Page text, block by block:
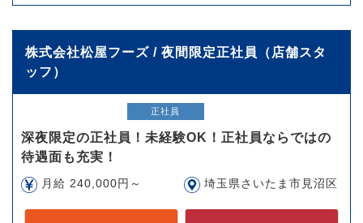
株式会社松屋フーズ / 夜間限定正社員（店舗スタ
ッフ）
正社員
深夜限定の正社員！未経験OK！正社員ならではの
待遇面も充実！
月給 240,000円～ 埼玉県さいたま市見沼区